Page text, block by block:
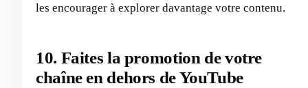
les encourager à explorer davantage votre contenu.
10. Faites la promotion de votre
chaîne en dehors de YouTube